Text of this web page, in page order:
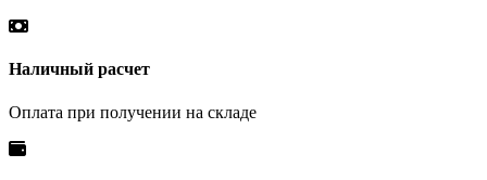
Наличный расчет
Оплата при получении на складе